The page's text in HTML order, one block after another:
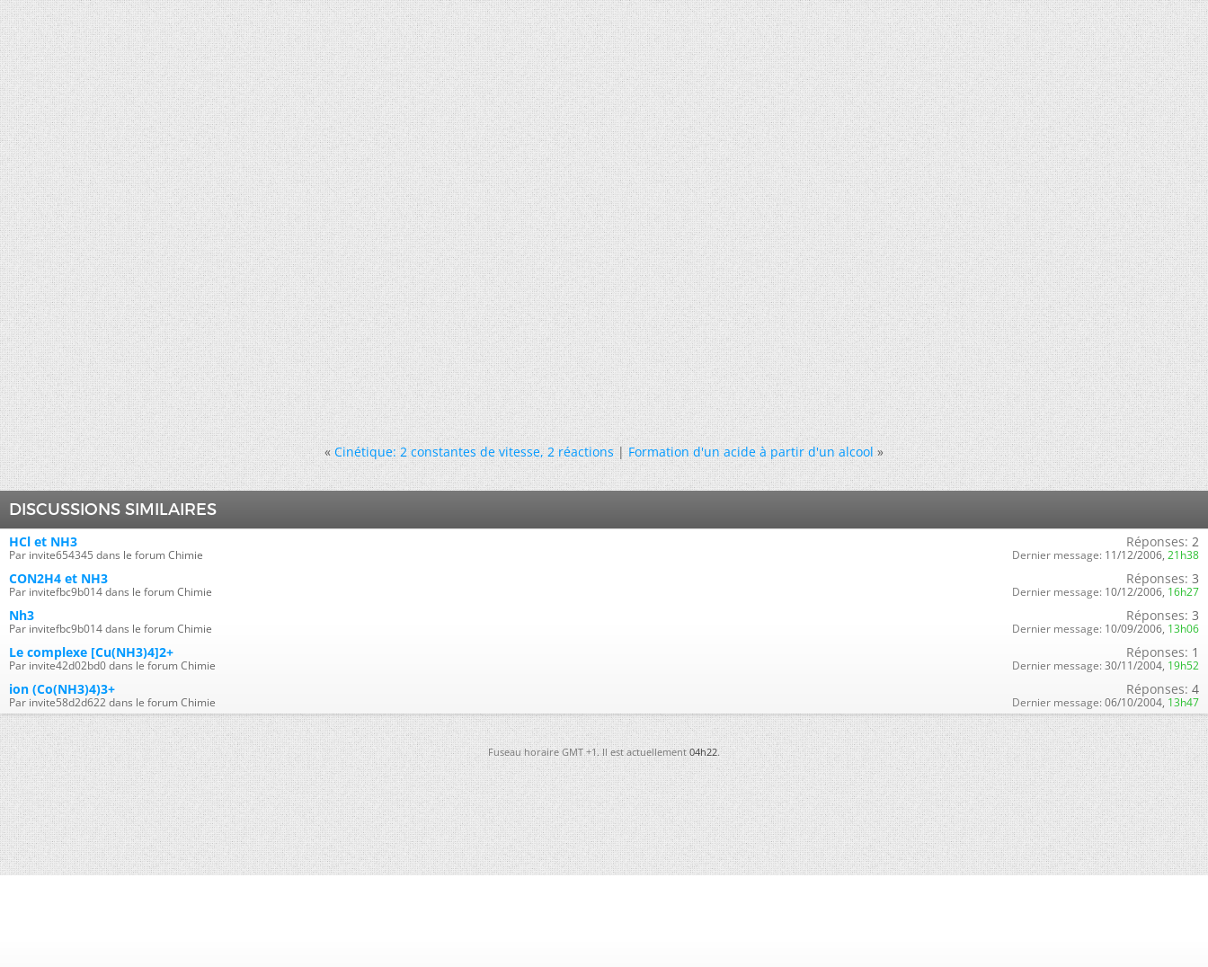
« Cinétique: 2 constantes de vitesse, 2 réactions|Formation d'un acide à partir d'un alcool »
DISCUSSIONS SIMILAIRES
HCl et NH3
Par invite654345 dans le forum Chimie
Réponses: 2
Dernier message: 11/12/2006, 21h38
CON2H4 et NH3
Par invitefbc9b014 dans le forum Chimie
Réponses: 3
Dernier message: 10/12/2006, 16h27
Nh3
Par invitefbc9b014 dans le forum Chimie
Réponses: 3
Dernier message: 10/09/2006, 13h06
Le complexe [Cu(NH3)4]2+
Par invite42d02bd0 dans le forum Chimie
Réponses: 1
Dernier message: 30/11/2004, 19h52
ion (Co(NH3)4)3+
Par invite58d2d622 dans le forum Chimie
Réponses: 4
Dernier message: 06/10/2004, 13h47
Fuseau horaire GMT +1. Il est actuellement04h22.